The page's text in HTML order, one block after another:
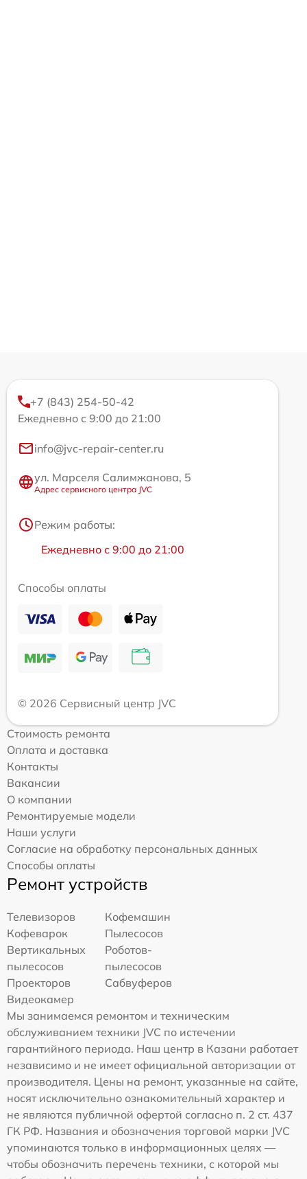
+7 (843) 254-50-42
Ежедневно с 9:00 до 21:00
info@jvc-repair-center.ru
ул. Марселя Салимжанова, 5
Адрес сервисного центра JVC
Режим работы:
Ежедневно с 9:00 до 21:00
Способы оплаты
© 2026 Сервисный центр JVC
Стоимость ремонта
Оплата и доставка
Контакты
Вакансии
О компании
Ремонтируемые модели
Наши услуги
Согласие на обработку персональных данных
Способы оплаты
Ремонт устройств
Телевизоров
Кофемашин
Кофеварок
Пылесосов
Вертикальных
пылесосов
Роботов-
пылесосов
Проекторов
Сабвуферов
Видеокамер
Мы занимаемся ремонтом и техническим
обслуживанием техники JVC по истечении
гарантийного периода. Наш центр в Казани работает
независимо и не имеет официальной авторизации от
производителя. Цены на ремонт, указанные на сайте,
носят исключительно ознакомительный характер и
не являются публичной офертой согласно п. 2 ст. 437
ГК РФ. Названия и обозначения торговой марки JVC
упоминаются только в информационных целях —
чтобы обозначить перечень техники, с которой мы